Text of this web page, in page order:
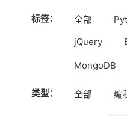
标签： 全部
jQuery
MongoDB
工具
类型： 全部 编